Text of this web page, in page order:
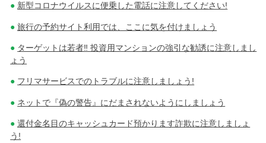
新型コロナウイルスに便乗した電話に注意してください!
旅行の予約サイト利用では、ここに気を付けましょう
ターゲットは若者‼ 投資用マンションの強引な勧誘に注意しまし
ょう
フリマサービスでのトラブルに注意しましょう!
ネットで『偽の警告』にだまされないようにしましょう
還付金名目のキャッシュカード預かります詐欺に注意しましょ
う!